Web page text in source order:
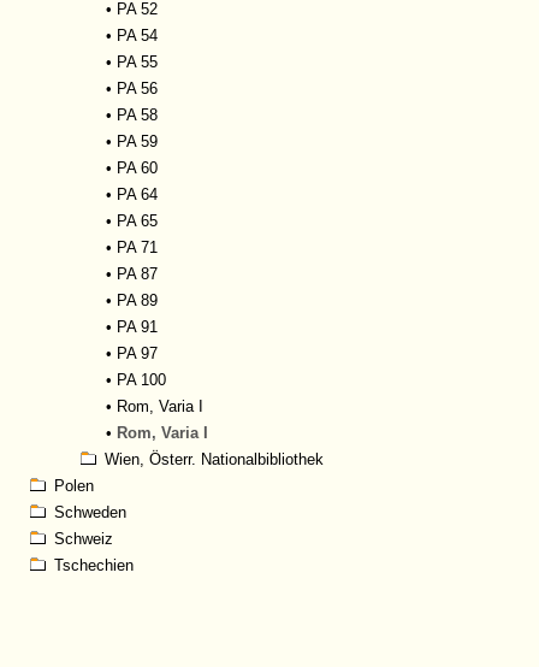
• PA 52
• PA 54
• PA 55
• PA 56
• PA 58
• PA 59
• PA 60
• PA 64
• PA 65
• PA 71
• PA 87
• PA 89
• PA 91
• PA 97
• PA 100
• Rom, Varia I
• Rom, Varia I
Wien, Österr. Nationalbibliothek
Polen
Schweden
Schweiz
Tschechien